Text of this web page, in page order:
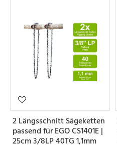
2 Längsschnitt Sägeketten
passend für EGO CS1401E |
25cm 3/8LP 40TG 1,1mm